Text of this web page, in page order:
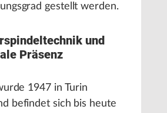
gestellt werden.
und
Präsenz
1947 in Turin
befindet sich bis heute